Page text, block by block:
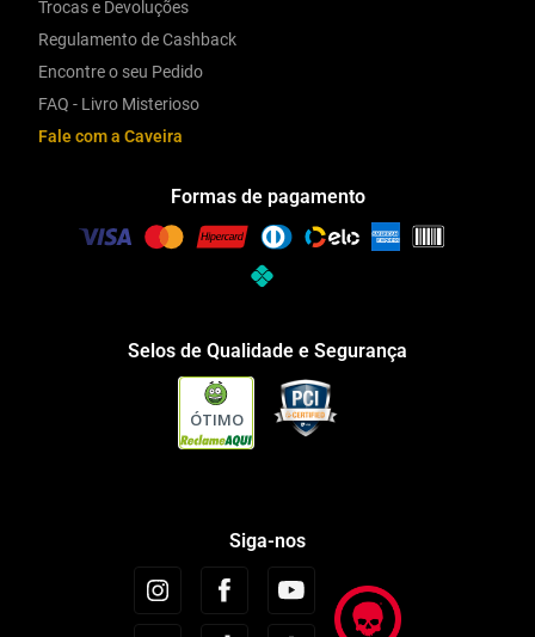
Trocas e Devoluções
Regulamento de Cashback
Encontre o seu Pedido
FAQ - Livro Misterioso
Fale com a Caveira
Formas de pagamento
Selos de Qualidade e Segurança
ÓTIMO
Siga-nos